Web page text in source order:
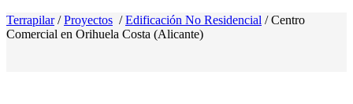
Terrapilar/Proyectos /Edificación No Residencial /Centro
Comercial en Orihuela Costa (Alicante)